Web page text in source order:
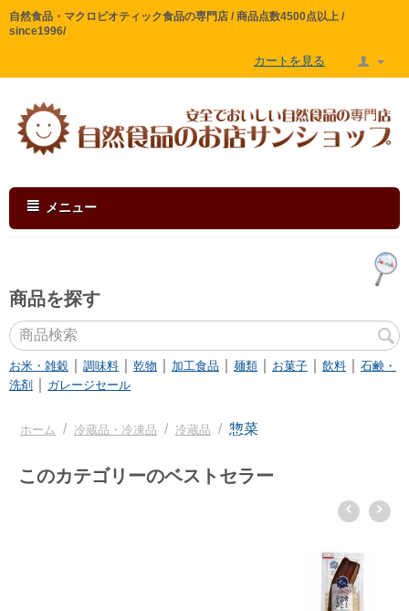
自然食品・マクロビオティック食品の専門店 / 商品点数4500点以上 /
since1996/
カートを見る
メニュー
商品を探す
お米・雑穀 調味料 乾物 加工食品 麺類 お菓子 飲料
石鹸・
洗剤
ガレージセール
ホーム / 冷蔵品・冷凍品 / 冷蔵品 / 惣菜
このカテゴリーのベストセラー